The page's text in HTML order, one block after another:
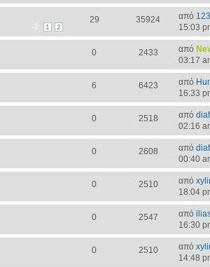
1 2
29 35924 από 123
15:03
0 2433 από
03:17
6 6423 από
16:33
0 2518 από
02:16
0 2608 από
00:40
0 2510 από
18:04
0 2547 από
16:30
0 2510 από
14:48